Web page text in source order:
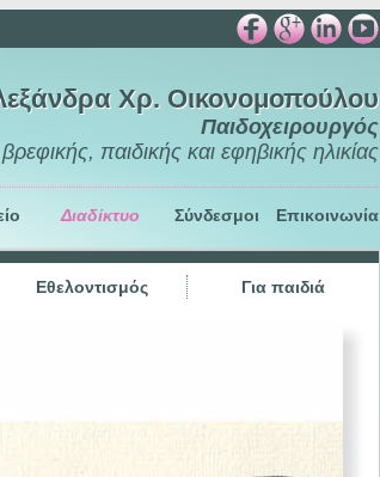
Χρ. Οικονομοπούλου
Παιδοχειρουργός
παιδικής και εφηβικής ηλικίας
Διαδίκτυο Σύνδεσμοι Επικοινωνία
Εθελοντισμός Για παιδιά